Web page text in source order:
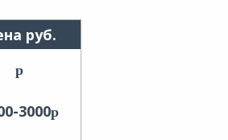
руб.
3000